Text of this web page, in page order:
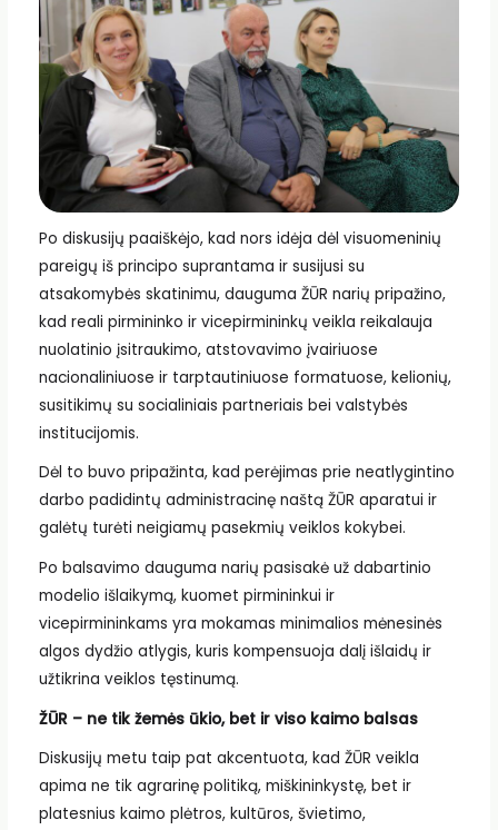
Po diskusijų paaiškėjo, kad nors idėja dėl visuomeninių
pareigų iš principo suprantama ir susijusi su
atsakomybės skatinimu, dauguma ŽŪR narių pripažino,
kad reali pirmininko ir vicepirmininkų veikla reikalauja
nuolatinio įsitraukimo, atstovavimo įvairiuose
nacionaliniuose ir tarptautiniuose formatuose, kelionių,
susitikimų su socialiniais partneriais bei valstybės
institucijomis.
Dėl to buvo pripažinta, kad perėjimas prie neatlygintino
darbo padidintų administracinę naštą ŽŪR aparatui ir
galėtų turėti neigiamų pasekmių veiklos kokybei.
Po balsavimo dauguma narių pasisakė už dabartinio
modelio išlaikymą, kuomet pirmininkui ir
vicepirmininkams yra mokamas minimalios mėnesinės
algos dydžio atlygis, kuris kompensuoja dalį išlaidų ir
užtikrina veiklos tęstinumą.
ŽŪR – ne tik žemės ūkio, bet ir viso kaimo balsas
Diskusijų metu taip pat akcentuota, kad ŽŪR veikla
apima ne tik agrarinę politiką, miškininkystę, bet ir
platesnius kaimo plėtros, kultūros, švietimo,